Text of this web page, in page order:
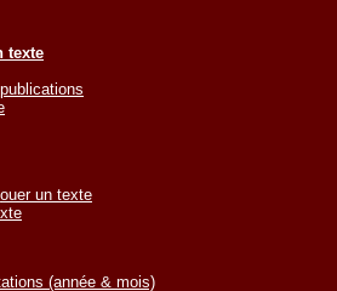
texte
un texte
(année & mois)